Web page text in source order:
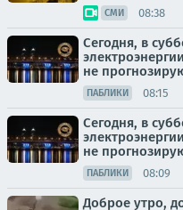
СМИ 08:38
Сегодня, в
не
ПАБЛИКИ 08:15
Сегодня, в
не
ПАБЛИКИ 08:09
Доброе утро,